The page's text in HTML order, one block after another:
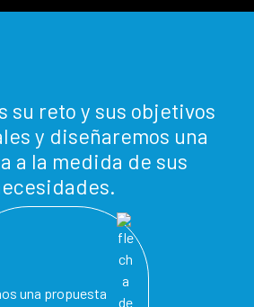
su reto y sus objetivos
y diseñaremos una
a la medida de sus
una propuesta